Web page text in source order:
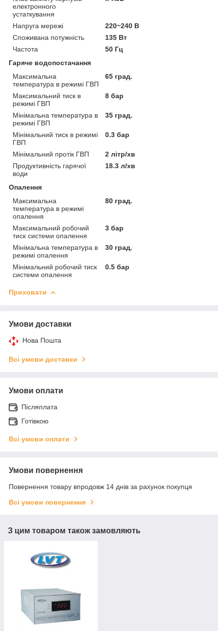
електронного
устаткування
Напруга мережі
220~240 В
Споживана потужність
135 Вт
Частота
50 Гц
Гаряче водопостачання
Максимальна
температура в режимі ГВП
65 град.
Максимальний тиск в
режимі ГВП
8 бар
Мінімальна температура в
режимі ГВП
35 град.
Мінімальний тиск в режимі
ГВП
0.3 бар
Мінімальний протік ГВП
2 літр/хв
Продуктивність гарячої
води
18.3 л/хв
Опалення
Максимальна
температура в режимі
опалення
80 град.
Максимальний робочий
тиск системи опалення
3 бар
Мінімальна температура в
режимі опалення
30 град.
Мінімальний робочий тиск
системи опалення
0.5 бар
Приховати
Умови доставки
Нова Пошта
Всі умови доставки
Умови оплати
Післяплата
Готівкою
Всі умови оплати
Умови повернення
Повернення товару впродовж 14 днів за рахунок покупця
Всі умови повернення
З цим товаром також замовляють